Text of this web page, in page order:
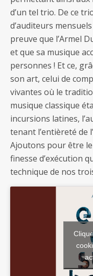
d’un tel trio. De ce
d’auditeurs
preuve que l’Armel
et que sa musique
personnes ! Et ce,
son art, celui de
vivantes où le
musique classique
incursions latines,
tenant l’entièreté de
Ajoutons pour être
finesse d’exécution
technique de nos